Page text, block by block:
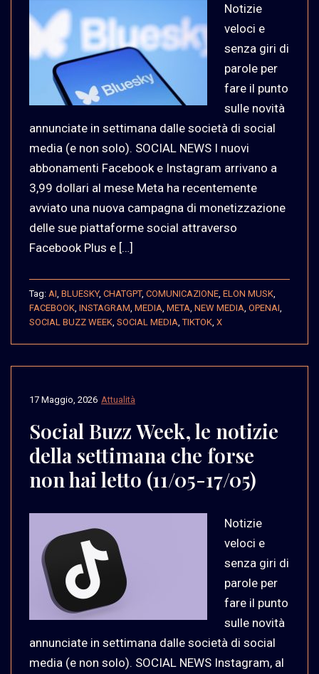
Notizie
veloci e
senza giri di
parole per
fare il punto
sulle novità
annunciate in settimana dalle società di social
media (e non solo). SOCIAL NEWS I nuovi
abbonamenti Facebook e Instagram arrivano a
3,99 dollari al mese Meta ha recentemente
avviato una nuova campagna di monetizzazione
delle sue piattaforme social attraverso
Facebook Plus e […]
Tag: AI BLUESKY, CHATGPT, COMUNICAZIONE ELON MUSK
FACEBOOK INSTAGRAM MEDIA META NEW MEDIA OPENAI
SOCIAL BUZZ WEEK SOCIAL MEDIA ,TIKTOK X
Attualità
17 Maggio, 2026
Social Buzz Week, le notizie
della settimana che forse
non hai letto (11/05-17/05)
Notizie
veloci e
senza giri di
parole per
fare il punto
sulle novità
annunciate in settimana dalle società di social
media (e non solo). SOCIAL NEWS Instagram, al